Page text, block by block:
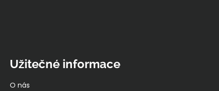
Užitečné informace
O nás